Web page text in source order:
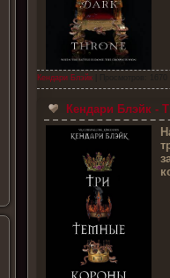
Кендари Блэйк| Просмотров: 1670
Кендари Блэйк -
Н